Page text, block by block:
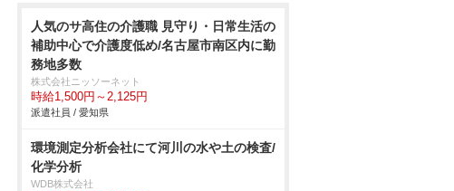
人気のサ高住の介護職 見守り・日常生活の
補助中心で介護度低め/名古屋市南区内に勤
務地多数
株式会社ニッソーネット
時給1,500円～2,125円
派遣社員 / 愛知県
環境測定分析会社にて河川の水や土の検査/
化学分析
WDB株式会社